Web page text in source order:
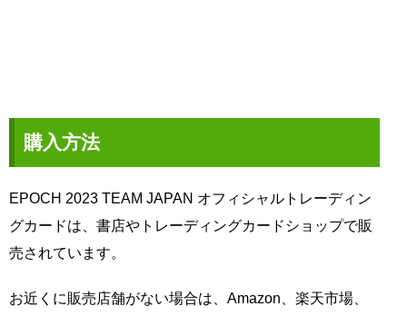
購入方法
EPOCH 2023 TEAM JAPAN オフィシャルトレーディン
グカードは、書店やトレーディングカードショップで販
売されています。
お近くに販売店舗がない場合は、Amazon、楽天市場、